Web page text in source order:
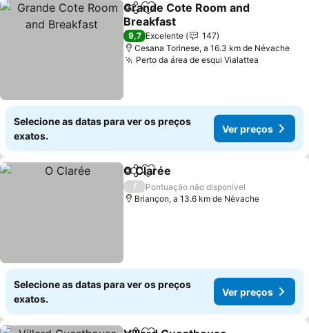
PartilharAdicionar aos favoritos
Grande Cote Room and
Breakfast
9,7 Excelente
147
Cesana Torinese, a 16.3 km de Névache
Perto da área de esqui Vialattea
Selecione as datas para ver os preços
exatos.
Ver preços
PartilharAdicionar aos favoritos
O Clarée
/
Pontuação não disponível
Briançon, a 13.6 km de Névache
Selecione as datas para ver os preços
exatos.
Ver preços